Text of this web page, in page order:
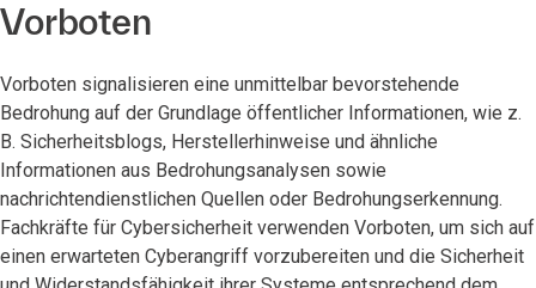
Vorboten
Vorboten signalisieren eine unmittelbar bevorstehende
Bedrohung auf der Grundlage öffentlicher Informationen, wie z.
B. Sicherheitsblogs, Herstellerhinweise und ähnliche
Informationen aus Bedrohungsanalysen sowie
nachrichtendienstlichen Quellen oder Bedrohungserkennung.
Fachkräfte für Cybersicherheit verwenden Vorboten, um sich auf
einen erwarteten Cyberangriff vorzubereiten und die Sicherheit